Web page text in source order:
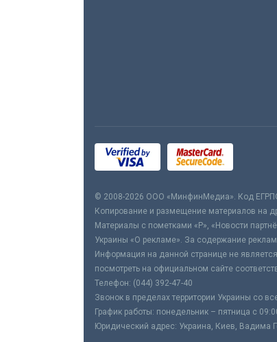
© 2008-2026 ООО «МинфинМедиа». Код
Копирование и размещение материалов на
Материалы с пометками «Р», «Новости
Украины «О рекламе». За содержание
Информация на данной странице не
посмотреть на официальном сайте
Телефон: (044) 392-47-40
Звонок в пределах территории Украины со
График работы: понедельник – пятница с
Юридический адрес: Украина, Киев, Вадима